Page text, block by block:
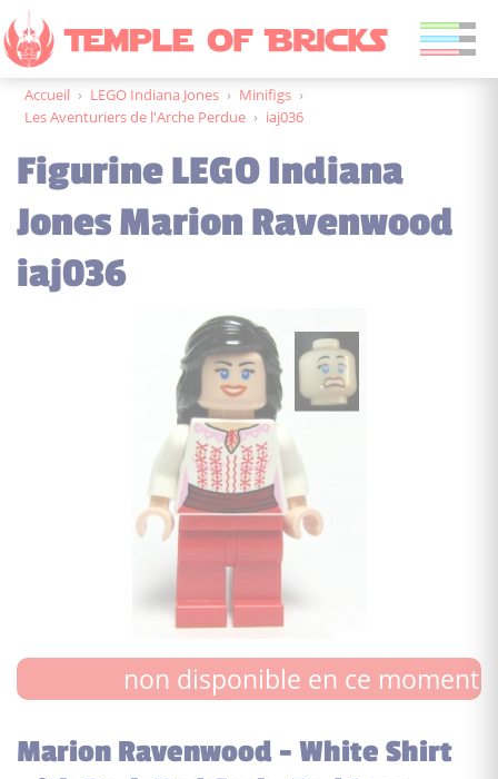
Accueil › LEGO Indiana Jones › Minifigs ›
Les Aventuriers de l'Arche Perdue › iaj036
Figurine LEGO Indiana
Jones Marion Ravenwood
iaj036
non disponible en ce moment
Marion Ravenwood - White Shirt